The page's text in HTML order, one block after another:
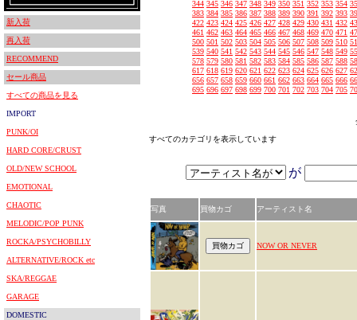
新入荷
再入荷
RECOMMEND
セール商品
すべての商品を見る
IMPORT
PUNK/OI
HARD CORE/CRUST
OLD/NEW SCHOOL
EMOTIONAL
CHAOTIC
MELODIC/POP PUNK
ROCKA/PSYCHOBILLY
ALTERNATIVE/ROCK etc
SKA/REGGAE
GARAGE
DOMESTIC
344 345 346 347 348 349 350 351 352 353 354
383 384 385 386 387 388 389 390 391 392 393
422 423 424 425 426 427 428 429 430 431 432
461 462 463 464 465 466 467 468 469 470 471
500 501 502 503 504 505 506 507 508 509 510
539 540 541 542 543 544 545 546 547 548 549
578 579 580 581 582 583 584 585 586 587 588
617 618 619 620 621 622 623 624 625 626 627
656 657 658 659 660 661 662 663 664 665 666
695 696 697 698 699 700 701 702 703 704 705
すべてのカテゴリを表示しています
が
写真 買物カゴ アーティスト名
NOW OR NEVER